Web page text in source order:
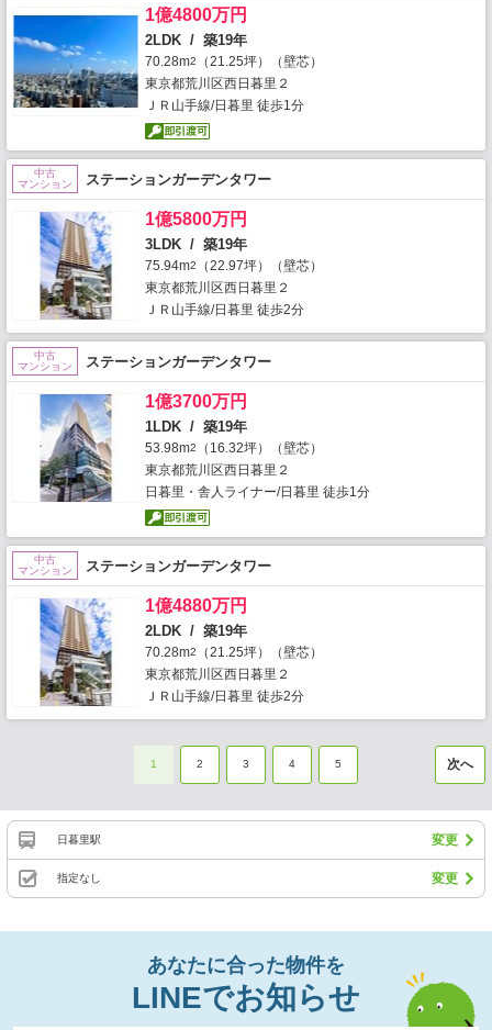
1億4800万円
2LDK / 築19年
70.28m2
（21.25坪）（壁芯）
東京都荒川区西日暮里２
ＪＲ山手線/日暮里 徒歩1分
中古
マンション
ステーションガーデンタワー
1億5800万円
3LDK / 築19年
75.94m2
（22.97坪）（壁芯）
東京都荒川区西日暮里２
ＪＲ山手線/日暮里 徒歩2分
中古
マンション
ステーションガーデンタワー
1億3700万円
1LDK / 築19年
53.98m2
（16.32坪）（壁芯）
東京都荒川区西日暮里２
日暮里・舎人ライナー/日暮里 徒歩1分
中古
マンション
ステーションガーデンタワー
1億4880万円
2LDK / 築19年
70.28m2
（21.25坪）（壁芯）
東京都荒川区西日暮里２
ＪＲ山手線/日暮里 徒歩2分
1 2 3 4 5 次へ
日暮里駅 変更
指定なし 変更
あなたに合った物件を
LINEでお知らせ